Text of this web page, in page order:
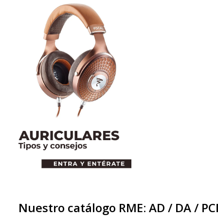
Nuestro catálogo RME: AD / DA /